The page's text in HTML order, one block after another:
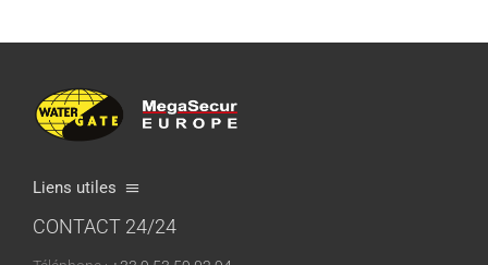
Liens utiles
Qui sommes nous ?
CONTACT 24/24